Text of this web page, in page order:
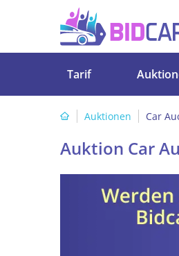
Tarif
Auktionen Car
Auktion Car